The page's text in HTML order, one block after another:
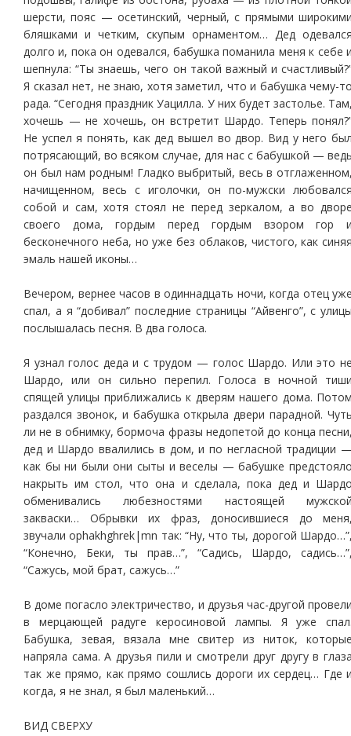
шерсти, пояс — осетинский, черный, с прямыми
бляшками и четким, скупым орнаментом… Дед
долго и, пока он одевался, бабушка поманила меня к себе
шепнула: “Ты знаешь, чего он такой важный и
Я сказал нет, не знаю, хотя заметил, что и бабушка чему-
рада. “Сегодня праздник Уацилла. У них будет застолье.
хочешь — не хочешь, он встретит Шардо. Теперь
Не успел я понять, как дед вышел во двор. Вид у него
потрясающий, во всяком случае, для нас с бабушкой —
он был нам родным! Гладко выбритый, весь в
начищенном, весь с иголочки, он по-мужски
собой и сам, хотя стоял не перед зеркалом, а во
своего дома, гордым перед гордым взором гор
бесконечного неба, но уже без облаков, чистого, как
эмаль нашей иконы…
Вечером, вернее часов в одиннадцать ночи, когда отец
спал, а я “добивал” последние страницы “Айвенго”, с
послышалась песня. В два голоса.
Я узнал голос деда и с трудом — голос Шардо. Или это
Шардо, или он сильно перепил. Голоса в ночной
спящей улицы приближались к дверям нашего дома.
раздался звонок, и бабушка открыла двери парадной.
ли не в обнимку, бормоча фразы недопетой до конца
дед и Шардо ввалились в дом, и по негласной традиции
как бы ни были они сыты и веселы — бабушке
накрыть им стол, что она и сделала, пока дед и
обменивались любезностями настоящей
закваски… Обрывки их фраз, доносившиеся до
звучали ophakhghrek|mn так: “Ну, что ты, дорогой
“Конечно, Беки, ты прав…”, “Садись, Шардо,
“Сажусь, мой брат, сажусь…”
В доме погасло электричество, и друзья час-другой
в мерцающей радуге керосиновой лампы. Я уже
Бабушка, зевая, вязала мне свитер из ниток,
напряла сама. А друзья пили и смотрели друг другу в
так же прямо, как прямо сошлись дороги их сердец… Где
когда, я не знал, я был маленький…
ВИД СВЕРХУ